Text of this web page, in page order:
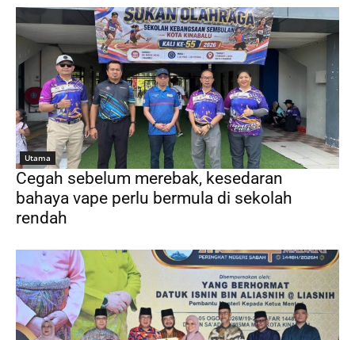
Utama
Cegah sebelum merebak, kesedaran
bahaya vape perlu bermula di sekolah
rendah